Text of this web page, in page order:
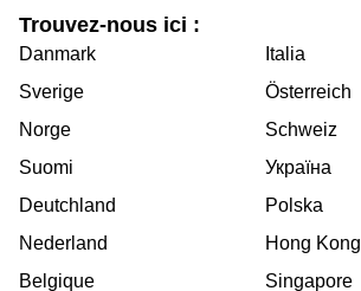
Trouvez-nous ici :
Danmark
Sverige
Norge
Suomi
Deutchland
Nederland
Belgique
Italia
Österreich
Schweiz
Україна
Polska
Hong Kong
Singapore